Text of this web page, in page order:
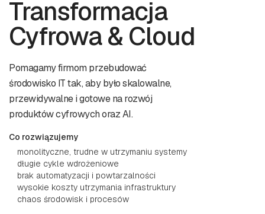
Transformacja
Cyfrowa & Cloud
Pomagamy firmom przebudować
środowisko IT tak, aby było skalowalne,
przewidywalne i gotowe na rozwój
produktów cyfrowych oraz AI.
Co rozwiązujemy
monolityczne, trudne w utrzymaniu systemy
długie cykle wdrożeniowe
brak automatyzacji i powtarzalności
wysokie koszty utrzymania infrastruktury
chaos środowisk i procesów